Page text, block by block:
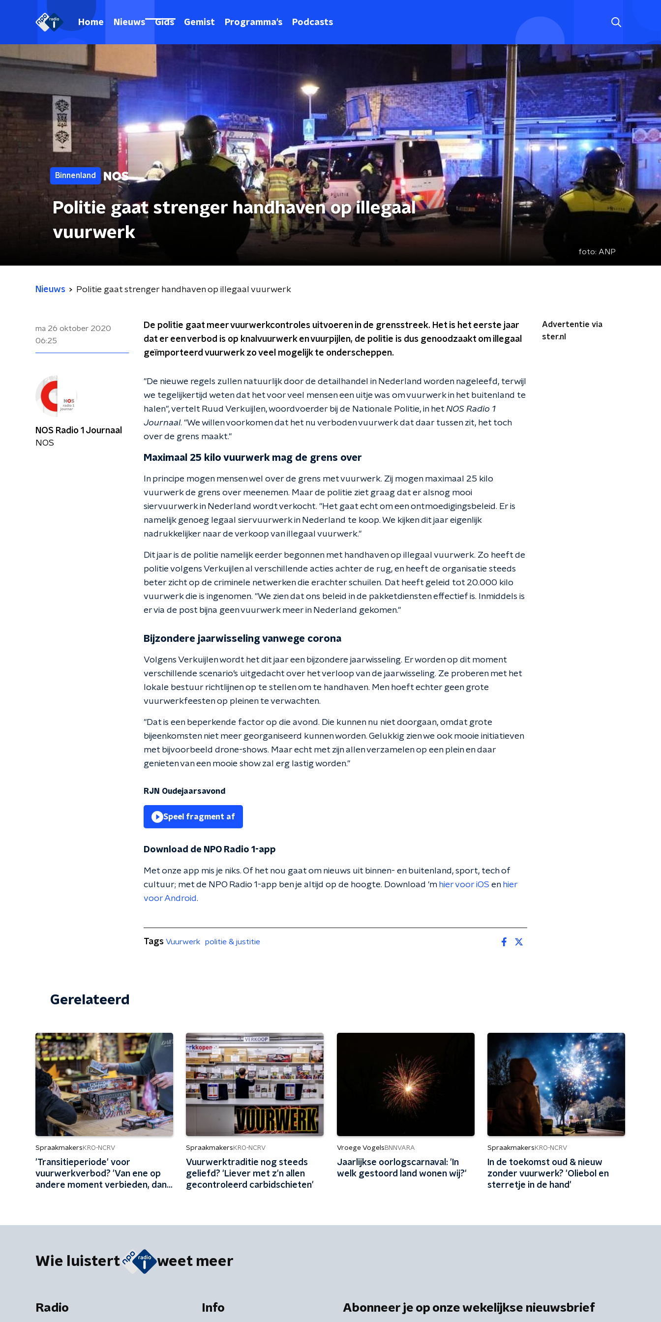
Home Nieuws Gids Gemist Programma's Podcasts
Binnenland
Politie gaat strenger handhaven op illegaal
vuurwerk
foto: ANP
Nieuws Politie gaat strenger handhaven op illegaal vuurwerk
ma 26 oktober 2020
06:25
De politie gaat meer vuurwerkcontroles uitvoeren in de grensstreek. Het is het eerste jaar
dat er een verbod is op knalvuurwerk en vuurpijlen, de politie is dus genoodzaakt om illegaal
geïmporteerd vuurwerk zo veel mogelijk te onderscheppen.
"De nieuwe regels zullen natuurlijk door de detailhandel in Nederland worden nageleefd, terwijl
we tegelijkertijd weten dat het voor veel mensen een uitje was om vuurwerk in het buitenland te
halen", vertelt Ruud Verkuijlen, woordvoerder bij de Nationale Politie, in het NOS Radio 1
Journaal. "We willen voorkomen dat het nu verboden vuurwerk dat daar tussen zit, het toch
over de grens maakt."
Maximaal 25 kilo vuurwerk mag de grens over
In principe mogen mensen wel over de grens met vuurwerk. Zij mogen maximaal 25 kilo
vuurwerk de grens over meenemen. Maar de politie ziet graag dat er alsnog mooi
siervuurwerk in Nederland wordt verkocht. "Het gaat echt om een ontmoedigingsbeleid. Er is
namelijk genoeg legaal siervuurwerk in Nederland te koop. We kijken dit jaar eigenlijk
nadrukkelijker naar de verkoop van illegaal vuurwerk."
Dit jaar is de politie namelijk eerder begonnen met handhaven op illegaal vuurwerk. Zo heeft de
politie volgens Verkuijlen al verschillende acties achter de rug, en heeft de organisatie steeds
beter zicht op de criminele netwerken die erachter schuilen. Dat heeft geleid tot 20.000 kilo
vuurwerk die is ingenomen. "We zien dat ons beleid in de pakketdiensten effectief is. Inmiddels is
er via de post bijna geen vuurwerk meer in Nederland gekomen."
Bijzondere jaarwisseling vanwege corona
Volgens Verkuijlen wordt het dit jaar een bijzondere jaarwisseling. Er worden op dit moment
verschillende scenario’s uitgedacht over het verloop van de jaarwisseling. Ze proberen met het
lokale bestuur richtlijnen op te stellen om te handhaven. Men hoeft echter geen grote
vuurwerkfeesten op pleinen te verwachten.
"Dat is een beperkende factor op die avond. Die kunnen nu niet doorgaan, omdat grote
bijeenkomsten niet meer georganiseerd kunnen worden. Gelukkig zien we ook mooie initiatieven
met bijvoorbeeld drone-shows. Maar echt met zijn allen verzamelen op een plein en daar
genieten van een mooie show zal erg lastig worden."
RJN Oudejaarsavond
Speel fragment af
Download de NPO Radio 1-app
Met onze app mis je niks. Of het nou gaat om nieuws uit binnen- en buitenland, sport, tech of
cultuur; met de NPO Radio 1-app ben je altijd op de hoogte. Download 'm hier voor iOS en hier
voor Android.
Advertentie via
ster.nl
NOS Radio 1 Journaal
NOS
Tags Vuurwerk politie & justitie
Gerelateerd
Spraakmakers KRO-NCRV
'Transitieperiode' voor
vuurwerkverbod? 'Van ene op
andere moment verbieden, dan
Spraakmakers KRO-NCRV
Vuurwerktraditie nog steeds
geliefd? 'Liever met z'n allen
gecontroleerd carbidschieten'
Vroege Vogels BNNVARA
Jaarlijkse oorlogscarnaval: 'In
welk gestoord land wonen wij?'
Spraakmakers KRO-NCRV
In de toekomst oud & nieuw
zonder vuurwerk? 'Oliebol en
sterretje in de hand'
Wie luistert weet meer
Radio Info Abonneer je op onze wekelijkse nieuwsbrief